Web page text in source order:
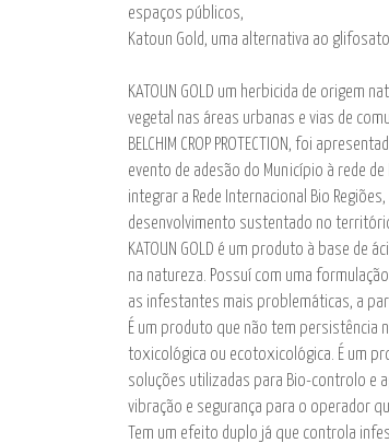
espaços públicos,
Katoun Gold, uma alternativa ao
KATOUN GOLD um herbicida de origem
vegetal nas áreas urbanas e vias de
BELCHIM CROP PROTECTION, foi
evento de adesão do Município à rede
integrar a Rede Internacional Bio
desenvolvimento sustentado no
KATOUN GOLD é um produto à base
na natureza. Possuí com uma
as infestantes mais problemáticas, a
É um produto que não tem persistência
toxicológica ou ecotoxicológica. É um
soluções utilizadas para Bio-controlo e
vibração e segurança para o operador
Tem um efeito duplo já que controla